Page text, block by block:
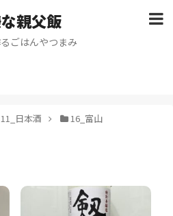
親父飯
ごはんやつまみ
11_日本酒 16_富山